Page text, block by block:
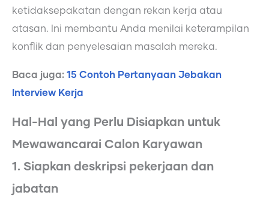
ketidaksepakatan dengan rekan kerja atau
atasan. Ini membantu Anda menilai keterampilan
konflik dan penyelesaian masalah mereka.
Baca juga: 15 Contoh Pertanyaan Jebakan
Interview Kerja
Hal-Hal yang Perlu Disiapkan untuk
Mewawancarai Calon Karyawan
1. Siapkan deskripsi pekerjaan dan
jabatan